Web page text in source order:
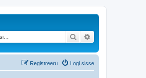
Otsi
Logi sisse
Registreeru